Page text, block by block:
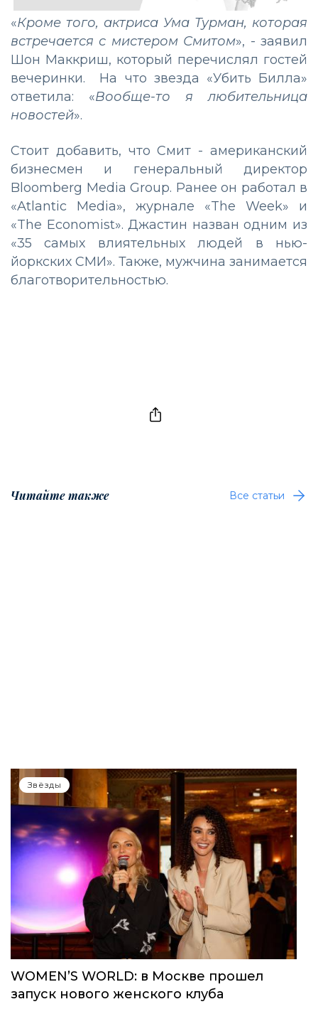
«Кроме того, актриса Ума Турман, которая
встречается с мистером Смитом», - заявил
Шон Маккриш, который перечислял гостей
вечеринки. На что звезда «Убить Билла»
ответила: «Вообще-то я любительница
новостей».
Стоит добавить, что Смит - американский
бизнесмен и генеральный директор
Bloomberg Media Group. Ранее он работал в
«Atlantic Media», журнале «The Week» и
«The Economist». Джастин назван одним из
«35 самых влиятельных людей в нью-
йоркских СМИ». Также, мужчина занимается
благотворительностью.
Читайте также Все статьи
Звёзды
WOMEN’S WORLD: в Москве прошел
запуск нового женского клуба